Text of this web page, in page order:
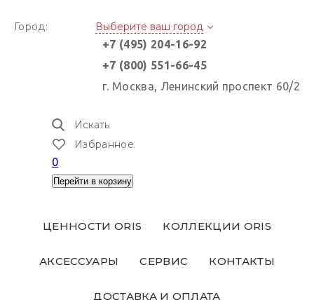
Город:
Выберите ваш город
+7 (495) 204-16-92
+7 (800) 551-66-45
г. Москва, Ленинский проспект 60/2
Искать
Избранное
0
Перейти в корзину
ЦЕННОСТИ ORIS КОЛЛЕКЦИИ ORIS
АКСЕССУАРЫ СЕРВИС КОНТАКТЫ
ДОСТАВКА И ОПЛАТА